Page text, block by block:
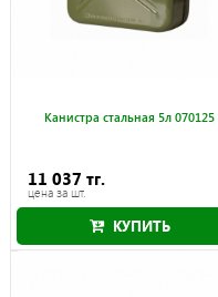
Канистра стальная 5л 070125
11 037 тг.
цена за шт.
КУПИТЬ